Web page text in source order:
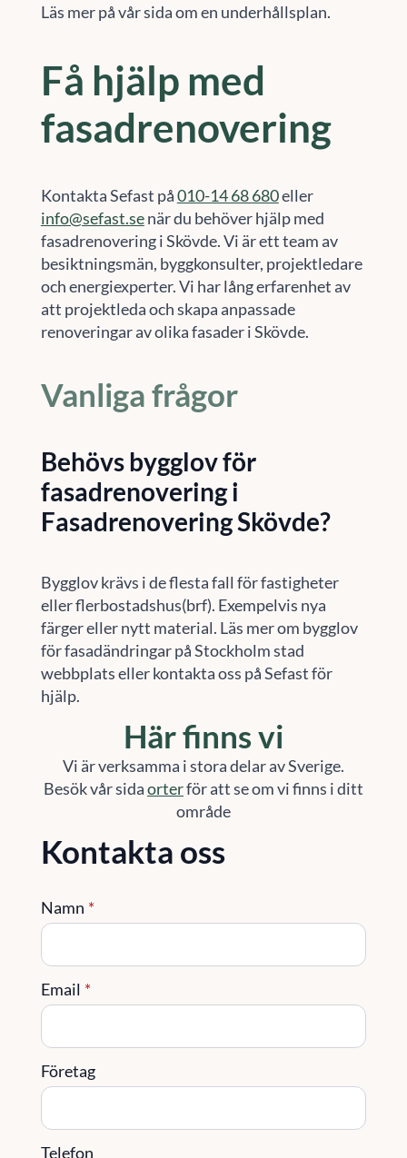
Läs mer på vår sida om en underhållsplan.
Få hjälp med
fasadrenovering
Kontakta Sefast på010-14 68 680eller
info@sefast.senär du behöver hjälp med
fasadrenovering i Skövde. Vi är ett team av
besiktningsmän, byggkonsulter, projektledare
och energiexperter. Vi har lång erfarenhet av
att projektleda och skapa anpassade
renoveringar av olika fasader i Skövde.
Vanliga frågor
Behövs bygglov för
fasadrenovering i
Fasadrenovering Skövde?
Bygglov krävs i de flesta fall för fastigheter
eller flerbostadshus(brf). Exempelvis nya
färger eller nytt material. Läs mer om bygglov
för fasadändringar på Stockholm stad
webbplats eller kontakta oss på Sefast för
hjälp.
Här finns vi
Vi är verksamma i stora delar av Sverige.
Besök vår sidaorterför att se om vi finns i ditt
område
Kontakta oss
Namn *
Email *
Företag
Telefon